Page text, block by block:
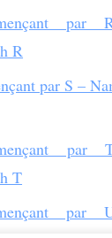
par
R
par S –
par
T
par